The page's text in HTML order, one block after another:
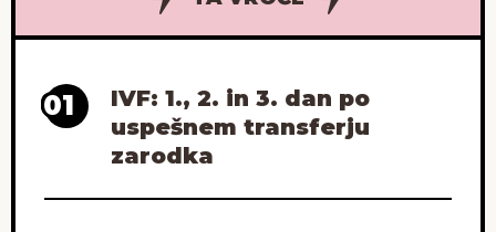
01
IVF: 1., 2. in 3. dan po
uspešnem transferju
zarodka